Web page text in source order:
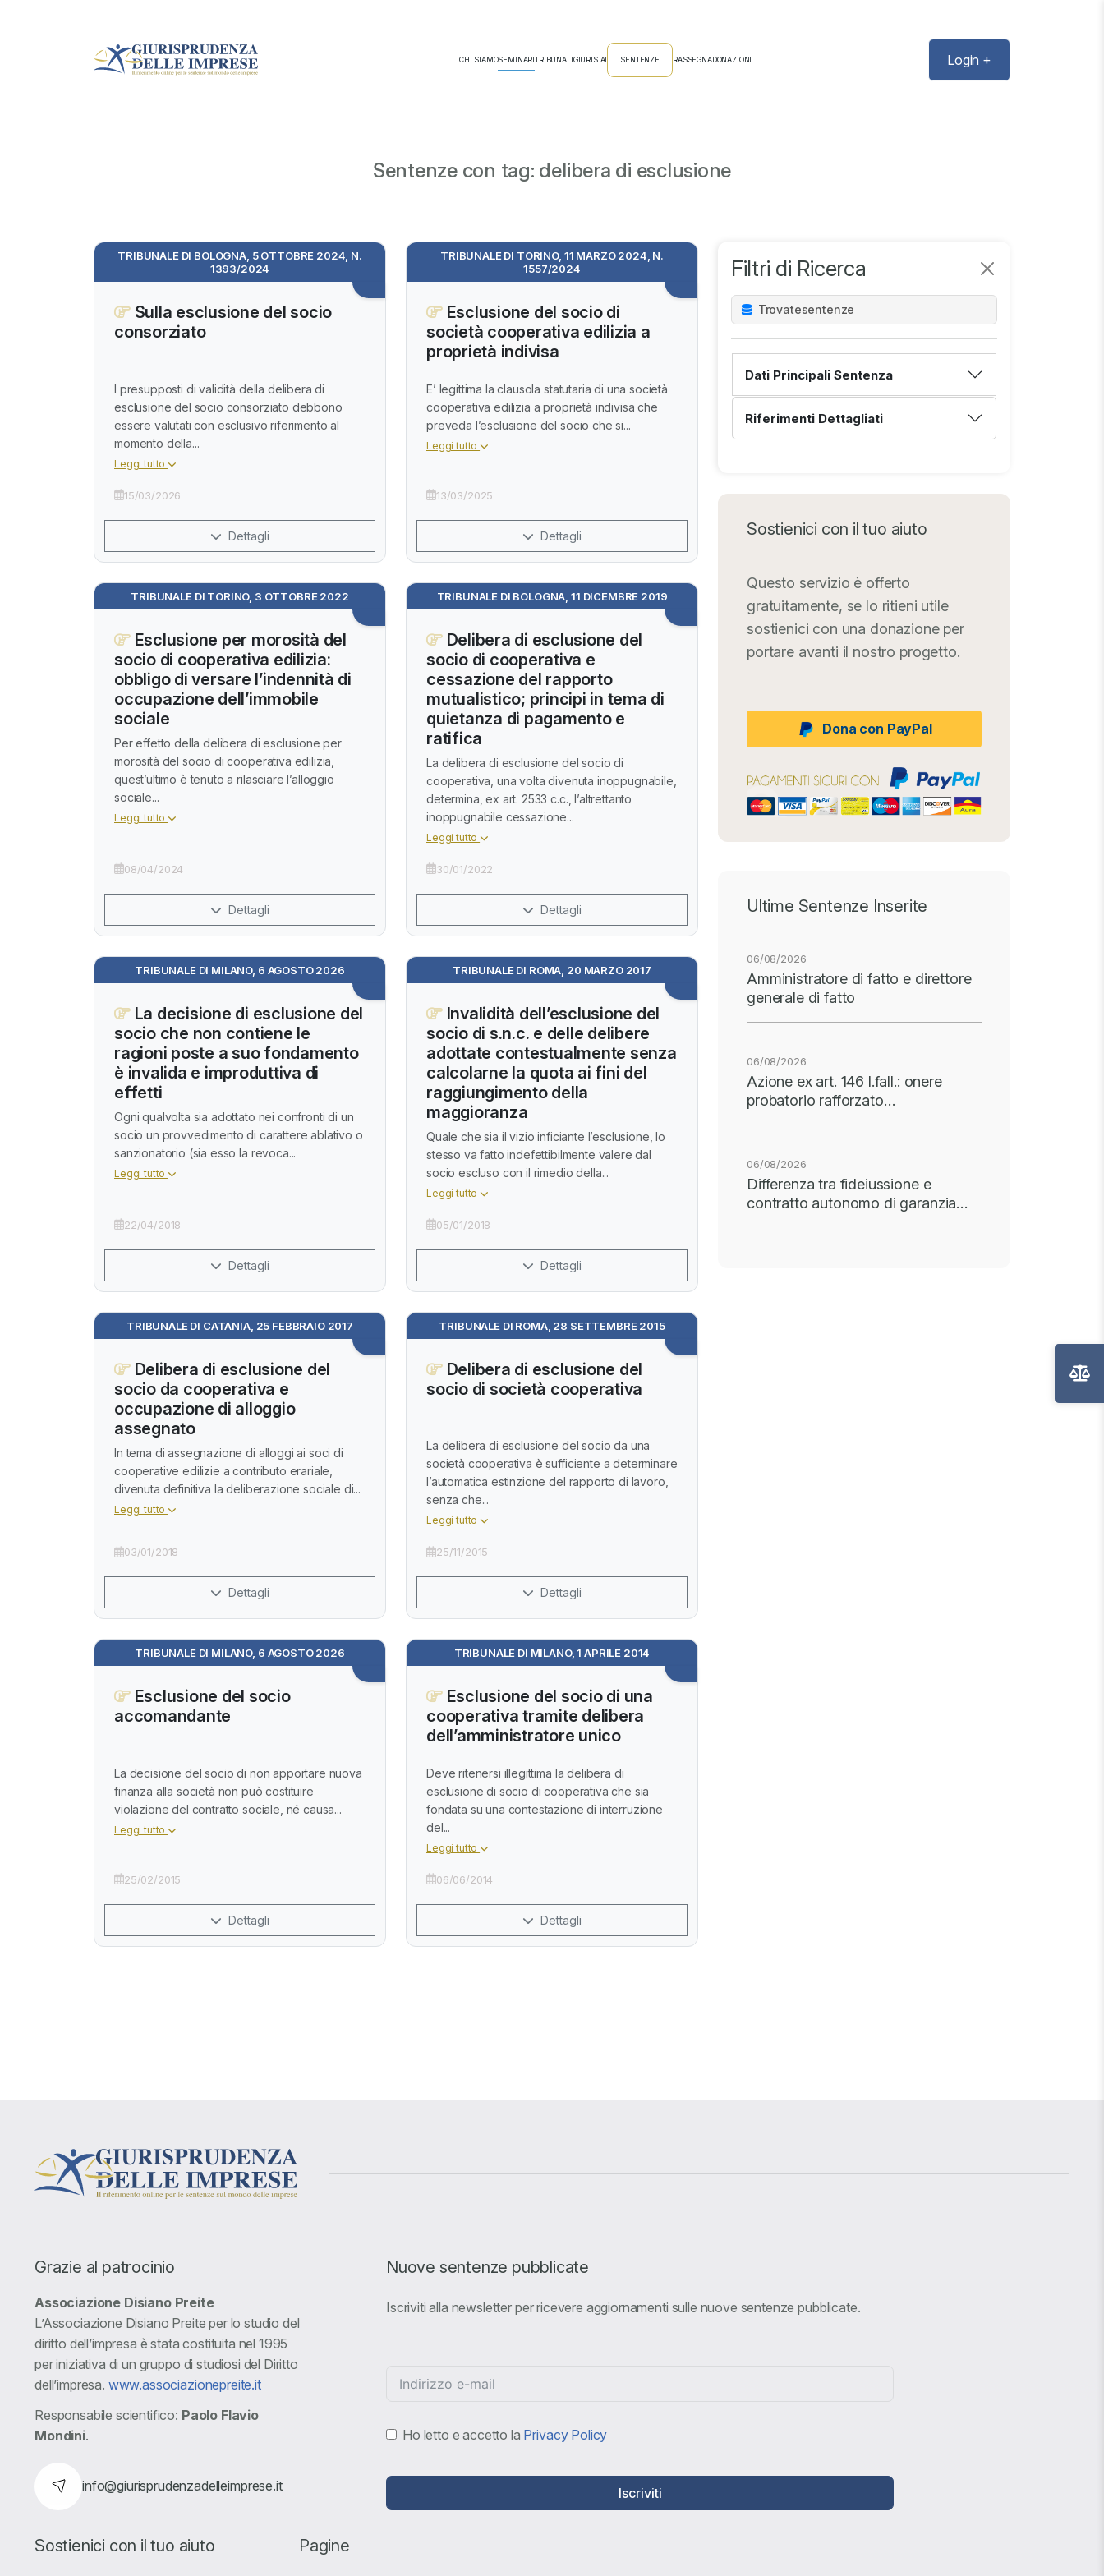
CHI SIAMOSEMINARITRIBUNALIGIURIS AI SENTENZE RASSEGNADONAZIONI Login +
Sentenze con tag: delibera di esclusione
Filtri di Ricerca
Trovatesentenze
Dati Principali Sentenza
Riferimenti Dettagliati
Sostienici con il tuo aiuto
Questo servizio è offerto
gratuitamente, se lo ritieni utile
sostienici con una donazione per
portare avanti il nostro progetto.
Dona con PayPal
Ultime Sentenze Inserite
06/08/2026
Amministratore di fatto e direttore
generale di fatto
06/08/2026
Azione ex art. 146 l.fall.: onere
probatorio rafforzato…
06/08/2026
Differenza tra fideiussione e
contratto autonomo di garanzia…
TRIBUNALE DI BOLOGNA, 5 OTTOBRE 2024, N.
1393/2024
Sulla esclusione del socio
consorziato
I presupposti di validità della delibera di
esclusione del socio consorziato debbono
essere valutati con esclusivo riferimento al
momento della...
Leggi tutto
15/03/2026
Dettagli
TRIBUNALE DI TORINO, 11 MARZO 2024, N.
1557/2024
Esclusione del socio di
società cooperativa edilizia a
proprietà indivisa
E’ legittima la clausola statutaria di una società
cooperativa edilizia a proprietà indivisa che
preveda l’esclusione del socio che si...
Leggi tutto
13/03/2025
Dettagli
TRIBUNALE DI TORINO, 3 OTTOBRE 2022
Esclusione per morosità del
socio di cooperativa edilizia:
obbligo di versare l’indennità di
occupazione dell’immobile
sociale
Per effetto della delibera di esclusione per
morosità del socio di cooperativa edilizia,
quest’ultimo è tenuto a rilasciare l’alloggio
sociale...
Leggi tutto
08/04/2024
Dettagli
TRIBUNALE DI BOLOGNA, 11 DICEMBRE 2019
Delibera di esclusione del
socio di cooperativa e
cessazione del rapporto
mutualistico; principi in tema di
quietanza di pagamento e
ratifica
La delibera di esclusione del socio di
cooperativa, una volta divenuta inoppugnabile,
determina, ex art. 2533 c.c., l’altrettanto
inoppugnabile cessazione...
Leggi tutto
30/01/2022
Dettagli
TRIBUNALE DI MILANO, 6 AGOSTO 2026
La decisione di esclusione del
socio che non contiene le
ragioni poste a suo fondamento
è invalida e improduttiva di
effetti
Ogni qualvolta sia adottato nei confronti di un
socio un provvedimento di carattere ablativo o
sanzionatorio (sia esso la revoca...
Leggi tutto
22/04/2018
Dettagli
TRIBUNALE DI ROMA, 20 MARZO 2017
Invalidità dell’esclusione del
socio di s.n.c. e delle delibere
adottate contestualmente senza
calcolarne la quota ai fini del
raggiungimento della
maggioranza
Quale che sia il vizio inficiante l’esclusione, lo
stesso va fatto indefettibilmente valere dal
socio escluso con il rimedio della...
Leggi tutto
05/01/2018
Dettagli
TRIBUNALE DI CATANIA, 25 FEBBRAIO 2017
Delibera di esclusione del
socio da cooperativa e
occupazione di alloggio
assegnato
In tema di assegnazione di alloggi ai soci di
cooperative edilizie a contributo erariale,
divenuta definitiva la deliberazione sociale di...
Leggi tutto
03/01/2018
Dettagli
TRIBUNALE DI ROMA, 28 SETTEMBRE 2015
Delibera di esclusione del
socio di società cooperativa
La delibera di esclusione del socio da una
società cooperativa è sufficiente a determinare
l’automatica estinzione del rapporto di lavoro,
senza che...
Leggi tutto
25/11/2015
Dettagli
TRIBUNALE DI MILANO, 6 AGOSTO 2026
Esclusione del socio
accomandante
La decisione del socio di non apportare nuova
finanza alla società non può costituire
violazione del contratto sociale, né causa...
Leggi tutto
25/02/2015
Dettagli
TRIBUNALE DI MILANO, 1 APRILE 2014
Esclusione del socio di una
cooperativa tramite delibera
dell’amministratore unico
Deve ritenersi illegittima la delibera di
esclusione di socio di cooperativa che sia
fondata su una contestazione di interruzione
del...
Leggi tutto
06/06/2014
Dettagli
Grazie al patrocinio
Associazione Disiano Preite
L’Associazione Disiano Preite per lo studio del
diritto dell’impresa è stata costituita nel 1995
per iniziativa di un gruppo di studiosi del Diritto
dell’impresa. www.associazionepreite.it
Responsabile scientifico: Paolo Flavio
Mondini.
info@giurisprudenzadelleimprese.it
Nuove sentenze pubblicate
Iscriviti alla newsletter per ricevere aggiornamenti sulle nuove sentenze pubblicate.
Ho letto e accetto la Privacy Policy
Iscriviti
Sostienici con il tuo aiuto Pagine